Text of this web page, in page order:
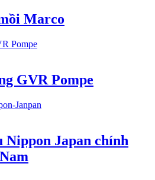
Marco
GVR Pompe
Nippon Japan chính